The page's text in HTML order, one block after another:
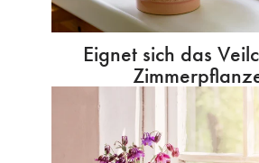
Eignet sich das